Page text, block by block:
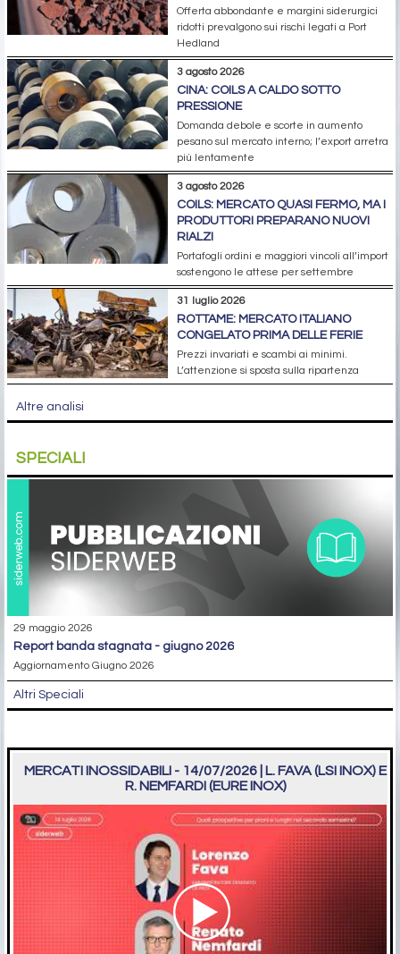
Offerta abbondante e margini siderurgici
ridotti prevalgono sui rischi legati a Port
Hedland
3 agosto 2026
CINA: COILS A CALDO SOTTO
PRESSIONE
Domanda debole e scorte in aumento
pesano sul mercato interno; l’export arretra
più lentamente
3 agosto 2026
COILS: MERCATO QUASI FERMO, MA I
PRODUTTORI PREPARANO NUOVI
RIALZI
Portafogli ordini e maggiori vincoli all’import
sostengono le attese per settembre
31 luglio 2026
ROTTAME: MERCATO ITALIANO
CONGELATO PRIMA DELLE FERIE
Prezzi invariati e scambi ai minimi.
L’attenzione si sposta sulla ripartenza
Altre analisi
SPECIALI
29 maggio 2026
report banda stagnata - giugno 2026
Aggiornamento Giugno 2026
Altri Speciali
MERCATI INOSSIDABILI - 14/07/2026 | L. FAVA (LSI INOX) E
R. NEMFARDI (EURE INOX)